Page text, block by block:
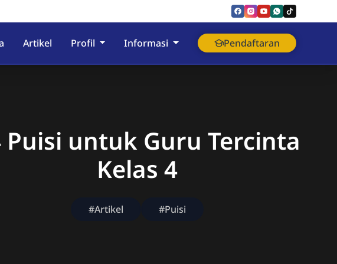
Banyumas
Artikel Profil Informasi Pendaftaran
Puisi untuk Guru Tercinta
Kelas 4
#Artikel #Puisi